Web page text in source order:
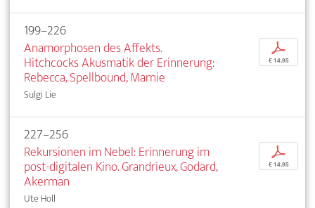
199–226
Anamorphosen des Affekts.
Hitchcocks Akusmatik der Erinnerung:
Rebecca, Spellbound, Marnie
Sulgi Lie
p
€ 14,95
227–256
Rekursionen im Nebel: Erinnerung im
post-digitalen Kino. Grandrieux, Godard,
Akerman
Ute Holl
p
€ 14,95